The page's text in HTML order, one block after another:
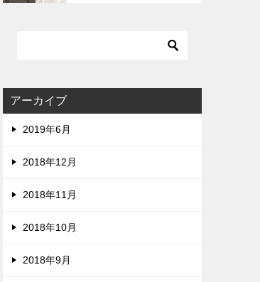
アーカイブ
2019年6月
2018年12月
2018年11月
2018年10月
2018年9月